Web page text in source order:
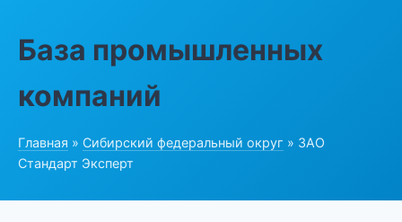
База промышленных
компаний
Главная » Сибирский федеральный округ » ЗАО
Стандарт Эксперт